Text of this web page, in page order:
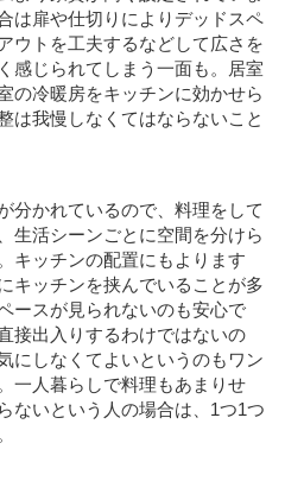
は扉や仕切りによりデッドスペ
ウトを工夫するなどして広さを
感じられてしまう一面も。居室
の冷暖房をキッチンに効かせら
は我慢しなくてはならないこと
分かれているので、料理をして
生活シーンごとに空間を分けら
キッチンの配置にもよります
キッチンを挟んでいることが多
ースが見られないのも安心で
接出入りするわけではないの
にしなくてよいというのもワン
一人暮らしで料理もあまりせ
ないという人の場合は、1つ1つ